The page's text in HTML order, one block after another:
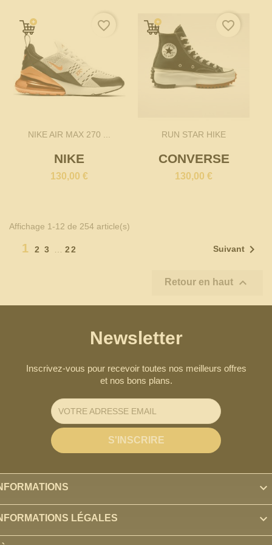
NIKE AIR MAX 270 ...
NIKE
130,00 €
favorite_border
RUN STAR HIKE
CONVERSE
130,00 €
favorite_border
Affichage 1-12 de 254 article(s)
1 2 3 … 22 Suivant 
Retour en haut 
Newsletter
Inscrivez-vous pour recevoir toutes nos meilleurs offres
et nos bons plans.

LÉGALES 